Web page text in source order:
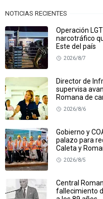
NOTICIAS RECIENTES
Operación
narcotráfico
Este del país
2026/8/7
Director de
supervisa
Romana de
2026/8/6
Gobierno y
palazo para
Caleta y
2026/8/5
Central
fallecimiento